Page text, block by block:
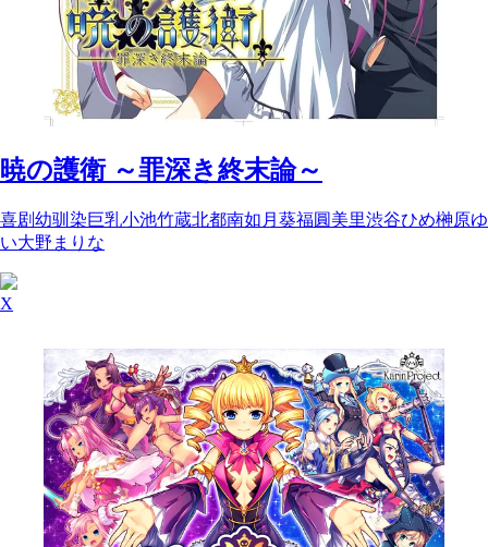
暁の護衛 ～罪深き終末論～
喜剧幼驯染巨乳小池竹蔵北都南如月葵福圓美里渋谷ひめ榊原ゆ
い大野まりな
X